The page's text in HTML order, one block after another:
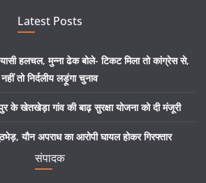
Latest Posts
हलचल, मुन्ना ढेक बोले- टिकट मिला तो कांग्रेस से,
नहीं तो निर्दलीय लड़ूंगा चुनाव
के खेतखेड़ा गांव की बाढ़ सुरक्षा योजना को दी मंजूरी
यौन अपराध का आरोपी घायल होकर गिरफ्तार
संपादक